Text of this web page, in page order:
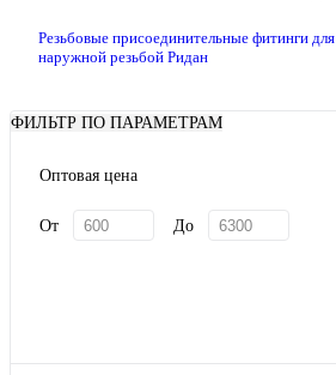
Резьбовые присоединительные фитинги
наружной резьбой Ридан
ФИЛЬТР ПО ПАРАМЕТРАМ
Оптовая цена
От До